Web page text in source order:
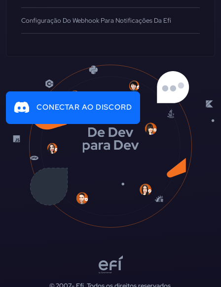
Configuração Do Webhook Para Notificações Da Efí
CONECTAR AO DISCORD